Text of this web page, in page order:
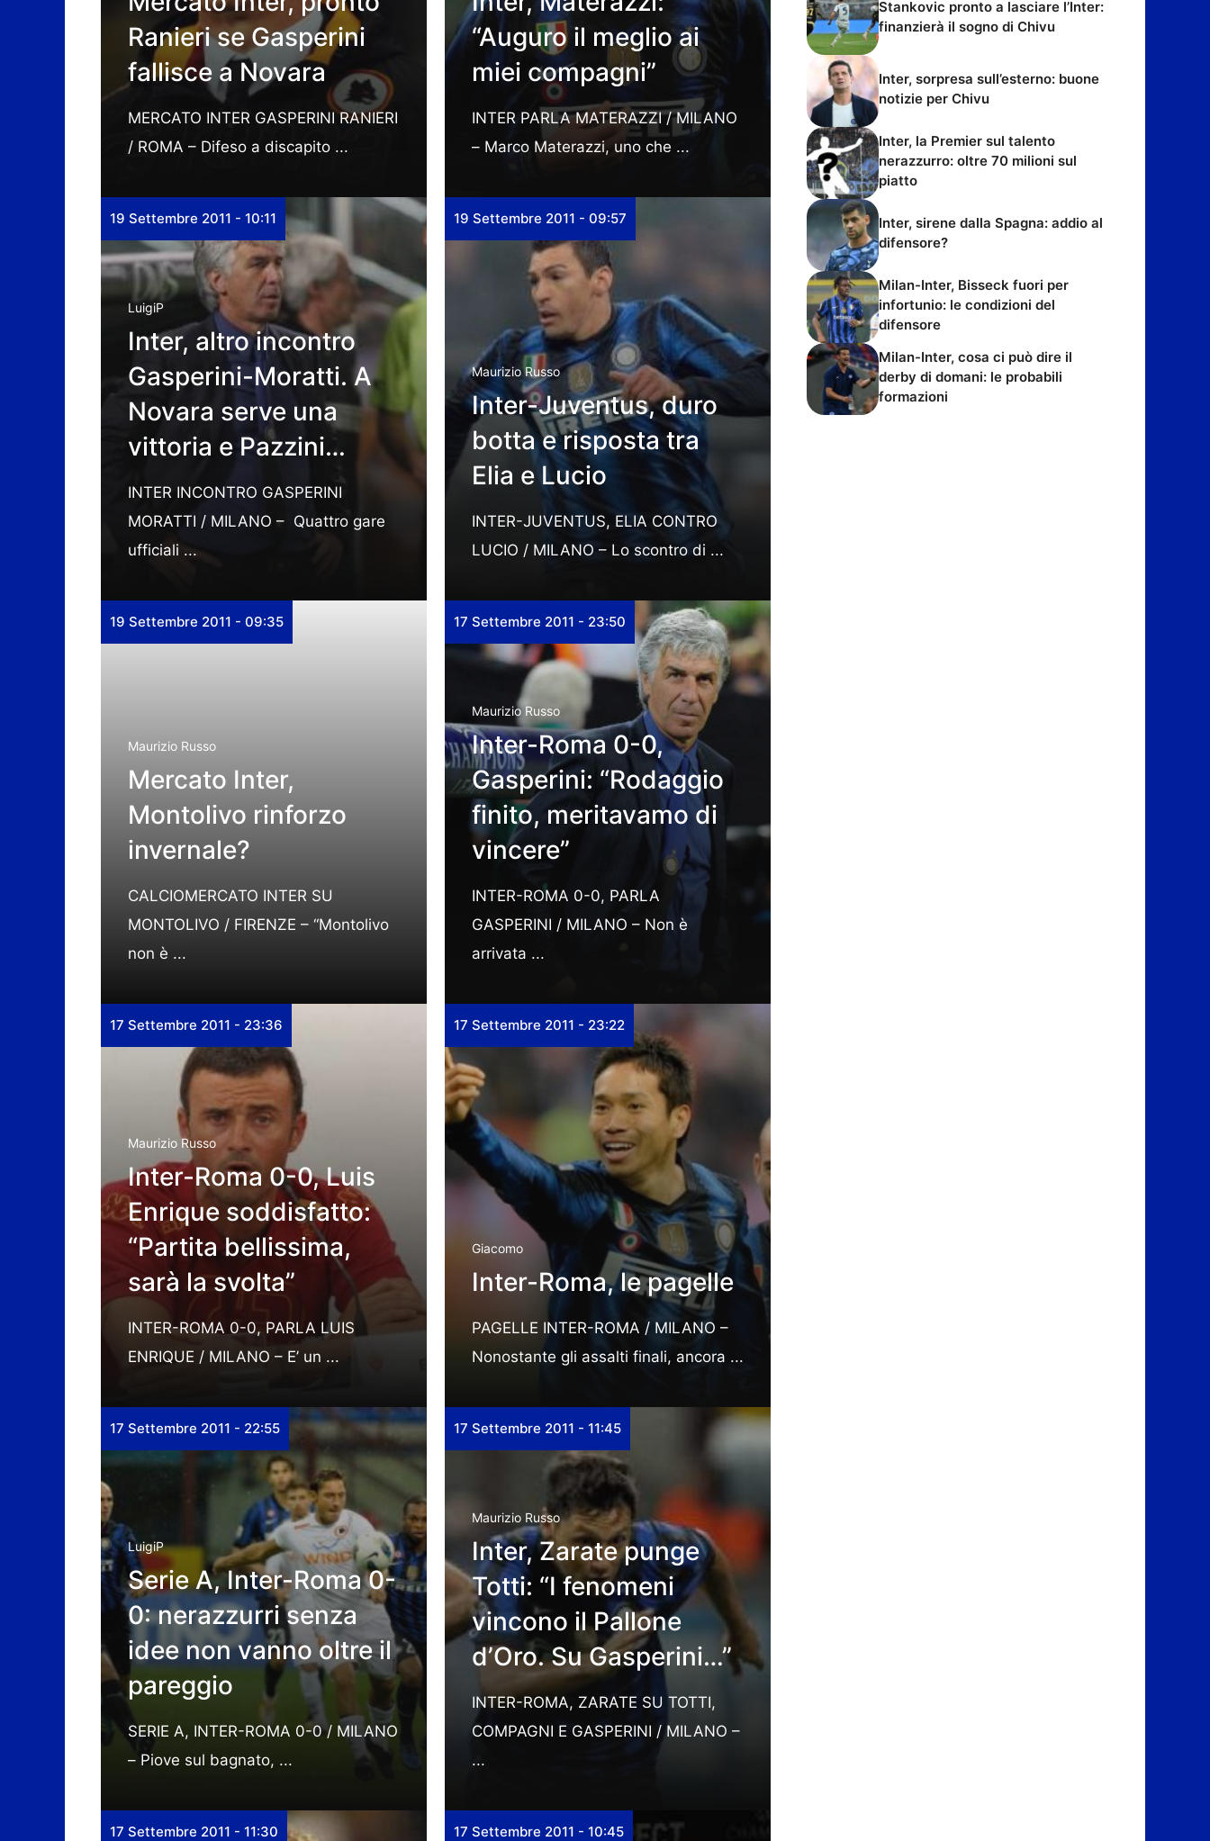
Ranieri se Gasperini
fallisce a Novara
MERCATO INTER GASPERINI RANIERI
/ ROMA – Difeso a discapito ...
“Auguro il meglio ai
miei compagni”
INTER PARLA MATERAZZI / MILANO
– Marco Materazzi, uno che ...
19 Settembre 2011 - 10:11
LuigiP
Inter, altro incontro
Gasperini-Moratti. A
Novara serve una
vittoria e Pazzini…
INTER INCONTRO GASPERINI
MORATTI / MILANO – Quattro gare
ufficiali ...
19 Settembre 2011 - 09:57
Maurizio Russo
Inter-Juventus, duro
botta e risposta tra
Elia e Lucio
INTER-JUVENTUS, ELIA CONTRO
LUCIO / MILANO – Lo scontro di ...
19 Settembre 2011 - 09:35
Maurizio Russo
Mercato Inter,
Montolivo rinforzo
invernale?
CALCIOMERCATO INTER SU
MONTOLIVO / FIRENZE – “Montolivo
non è ...
17 Settembre 2011 - 23:50
Maurizio Russo
Inter-Roma 0-0,
Gasperini: “Rodaggio
finito, meritavamo di
vincere”
INTER-ROMA 0-0, PARLA
GASPERINI / MILANO – Non è
arrivata ...
17 Settembre 2011 - 23:36
Maurizio Russo
Inter-Roma 0-0, Luis
Enrique soddisfatto:
“Partita bellissima,
sarà la svolta”
INTER-ROMA 0-0, PARLA LUIS
ENRIQUE / MILANO – E’ un ...
17 Settembre 2011 - 23:22
Giacomo
Inter-Roma, le pagelle
PAGELLE INTER-ROMA / MILANO –
Nonostante gli assalti finali, ancora ...
17 Settembre 2011 - 22:55
LuigiP
Serie A, Inter-Roma 0-
0: nerazzurri senza
idee non vanno oltre il
pareggio
SERIE A, INTER-ROMA 0-0 / MILANO
– Piove sul bagnato, ...
17 Settembre 2011 - 11:45
Maurizio Russo
Inter, Zarate punge
Totti: “I fenomeni
vincono il Pallone
d’Oro. Su Gasperini…”
INTER-ROMA, ZARATE SU TOTTI,
COMPAGNI E GASPERINI / MILANO –
...
17 Settembre 2011 - 11:30 17 Settembre 2011 - 10:45
Stankovic pronto a lasciare l’Inter:
finanzierà il sogno di Chivu
Inter, sorpresa sull’esterno: buone
notizie per Chivu
Inter, la Premier sul talento
nerazzurro: oltre 70 milioni sul
piatto
Inter, sirene dalla Spagna: addio al
difensore?
Milan-Inter, Bisseck fuori per
infortunio: le condizioni del
difensore
Milan-Inter, cosa ci può dire il
derby di domani: le probabili
formazioni